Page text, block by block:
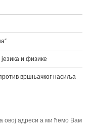
и физике
вршњачког насиља
овој адреси а ми ћемо Вам